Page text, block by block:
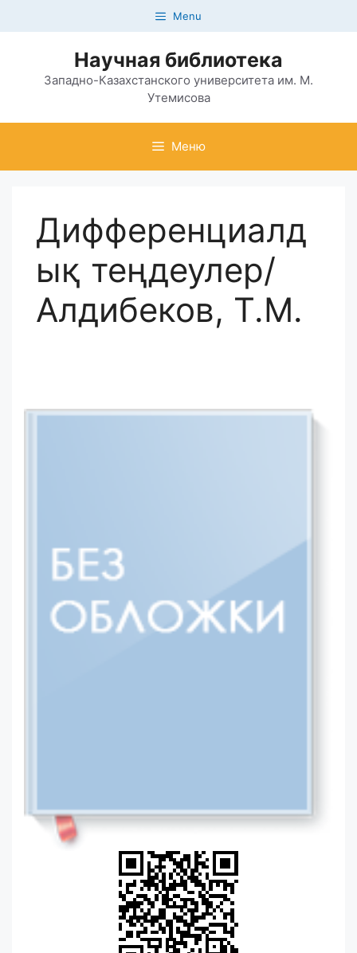
к
содержимому
Menu
Научная библиотека
Западно-Казахстанского университета им. М.
Утемисова
Меню
Дифференциалд
ық теңдеулер/
Алдибеков, Т.М.